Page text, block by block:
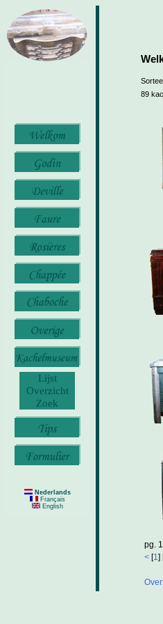
Lijst
Overzicht
Zoek
Nederlands
Français
English
89
pg.
< [1]